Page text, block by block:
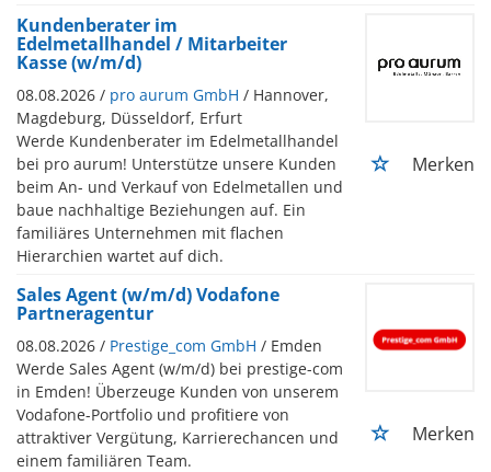
Kundenberater im
Edelmetallhandel / Mitarbeiter
Kasse (w/m/d)
08.08.2026 / pro aurum GmbH / Hannover,
Magdeburg, Düsseldorf, Erfurt
Werde Kundenberater im Edelmetallhandel
bei pro aurum! Unterstütze unsere Kunden
beim An- und Verkauf von Edelmetallen und
baue nachhaltige Beziehungen auf. Ein
familiäres Unternehmen mit flachen
Hierarchien wartet auf dich.
Merken
Sales Agent (w/m/d) Vodafone
Partneragentur
08.08.2026 / Prestige_com GmbH / Emden
Werde Sales Agent (w/m/d) bei prestige-com
in Emden! Überzeuge Kunden von unserem
Vodafone-Portfolio und profitiere von
attraktiver Vergütung, Karrierechancen und
einem familiären Team.
Merken